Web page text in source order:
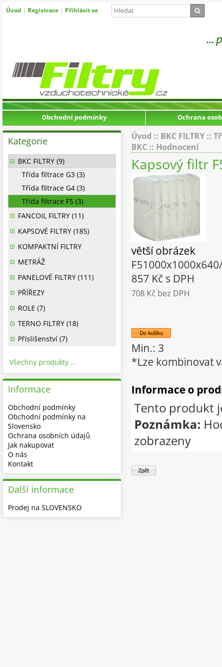
Úvod | Registrace | Přihlásit se
Obchodní podmínky Ochrana
Úvod :: BKC FILTRY ::
BKC :: Hodnocení
Kapsový filtr
větší obrázek
857 Kč s DPH
708 Kč bez DPH
Min.: 3
*Lze kombinovat
Informace o
Tento produkt
Poznámka:
zobrazeny
Kategorie
BKC FILTRY (9)
Třída filtrace G3 (3)
Třída filtrace G4 (3)
Třída filtrace F5 (3)
FANCOIL FILTRY (11)
KAPSOVÉ FILTRY (185)
KOMPAKTNÍ FILTRY
METRÁŽ
PANELOVÉ FILTRY (111)
PŘÍŘEZY
ROLE (7)
TERNO FILTRY (18)
Příslišenství (7)
Všechny produkty ...
Informace
Obchodní podmínky
Obchodní podmínky na
Slovensko
Ochrana osobních údajů
Jak nakupovat
O nás
Kontakt
Další informace
Prodej na SLOVENSKO